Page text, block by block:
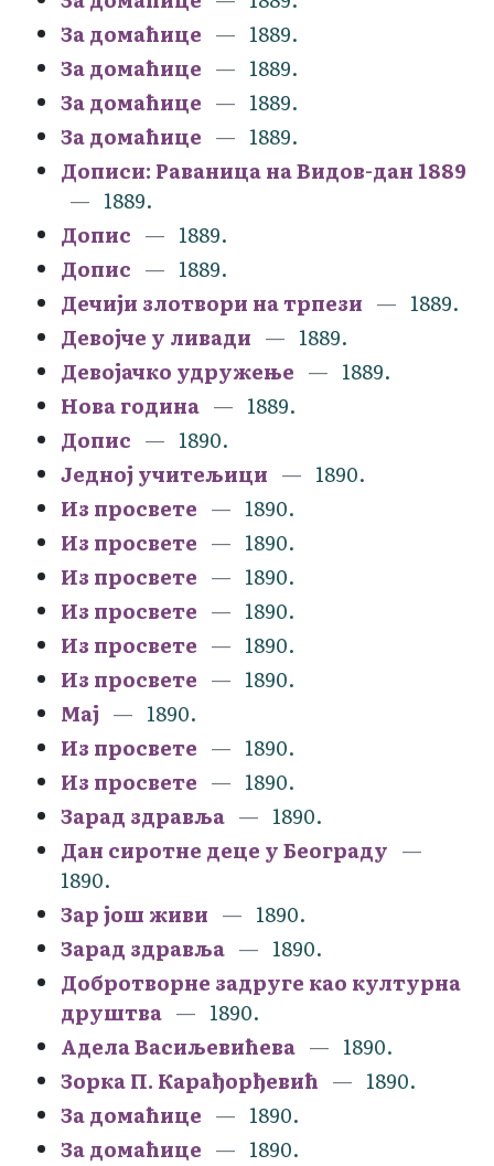
За домаћице
1889.
За домаћице
1889.
За домаћице
1889.
За домаћице
1889.
Дописи: Раваница на Видов-дан 1889
1889.
Допис
1889.
Допис
1889.
Дечији злотвори на трпези
1889.
Девојче у ливади
1889.
Девојачко удружење
1889.
Нова година
1889.
Допис
1890.
Једној учитељици
1890.
Из просвете
1890.
Из просвете
1890.
Из просвете
1890.
Из просвете
1890.
Из просвете
1890.
Из просвете
1890.
Мај
1890.
Из просвете
1890.
Из просвете
1890.
Зарад здравља
1890.
Дан сиротне деце у Београду
1890.
Зар још живи
1890.
Зарад здравља
1890.
Добротворне задруге као културна
друштва
1890.
Адела Васиљевићева
1890.
Зорка П. Карађорђевић
1890.
За домаћице
1890.
За домаћице
1890.